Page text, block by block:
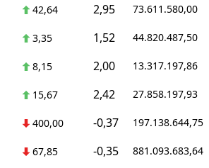
42,64 2,95 73.611.580,00
3,35 1,52 44.820.487,50
8,15 2,00 13.317.197,86
15,67 2,42 27.858.197,93
400,00 -0,37 197.138.644,75
67,85 -0,35 881.093.683,64